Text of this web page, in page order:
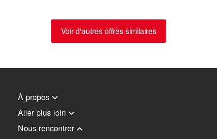
Voir d'autres offres similaires
À propos
Aller plus loin
Nous rencontrer